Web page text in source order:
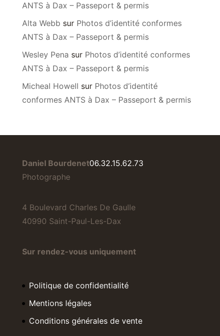
ANTS à Dax – Passeport & permis
Alta Webb sur Photos d’identité conformes
ANTS à Dax – Passeport & permis
Wesley Pena sur Photos d’identité conformes
ANTS à Dax – Passeport & permis
Micheal Howell sur Photos d’identité
conformes ANTS à Dax – Passeport & permis
Daniel Bourdenet
Photographe
06.32.15.62.73
4 Boulevard Charles De Gaulle
40990 Saint-Paul-Les-Dax
Sur rendez-vous uniquement
Politique de confidentialité
Mentions légales
Conditions générales de vente